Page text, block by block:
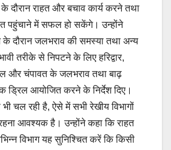
राहत और बचाव कार्य करने तथा
पहुंचाने में सफल हो सकेंगे। उन्होंने
दौरान जलभराव की समस्या तथा अन्य
तरीके से निपटने के लिए हरिद्वार,
और चंपावत के जलभराव तथा बाढ़
ड्रिल आयोजित करने के निर्देश दिए।
भी चल रही है, ऐसे में सभी रेखीय विभागों
आवश्यक है। उन्होंने कहा कि राहत
विभाग यह सुनिश्चित करें कि किसी